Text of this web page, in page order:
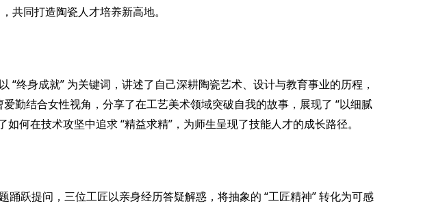
共同打造陶瓷人才培养新高地。
“终身成就” 为关键词，讲述了自己深耕陶瓷艺术、设计与教育事业的历程，
勤结合女性视角，分享了在工艺美术领域突破自我的故事，展现了 “以细腻
如何在技术攻坚中追求 “精益求精” ，为师生呈现了技能人才的成长路径。
踊跃提问，三位工匠以亲身经历答疑解惑，将抽象的 “工匠精神” 转化为可感